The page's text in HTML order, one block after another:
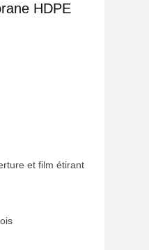
HDPE
et film étirant